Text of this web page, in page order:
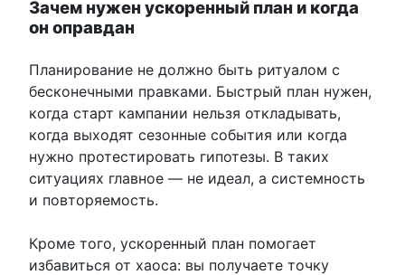
Зачем нужен ускоренный план и когда
он оправдан
Планирование не должно быть ритуалом с
бесконечными правками. Быстрый план нужен,
когда старт кампании нельзя откладывать,
когда выходят сезонные события или когда
нужно протестировать гипотезы. В таких
ситуациях главное — не идеал, а системность
и повторяемость.
Кроме того, ускоренный план помогает
избавиться от хаоса: вы получаете точку